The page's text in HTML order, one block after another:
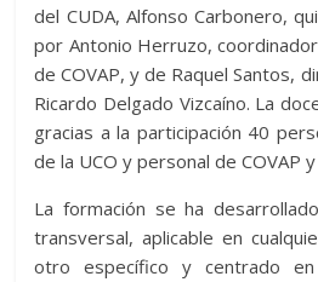
del CUDA, Alfonso Carbonero,
por Antonio Herruzo,
de COVAP, y de Raquel Santos,
Ricardo Delgado Vizcaíno. La
gracias a la participación 40
de la UCO y personal de COVAP
La formación se ha
transversal, aplicable en
otro específico y centrado